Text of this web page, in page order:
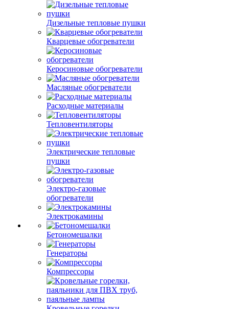
Дизельные тепловые пушки
Кварцевые обогреватели
Керосиновые обогреватели
Масляные обогреватели
Расходные материалы
Тепловентиляторы
Электрические тепловые
пушки
Электро-газовые
обогреватели
Электрокамины
Бетономешалки
Генераторы
Компрессоры